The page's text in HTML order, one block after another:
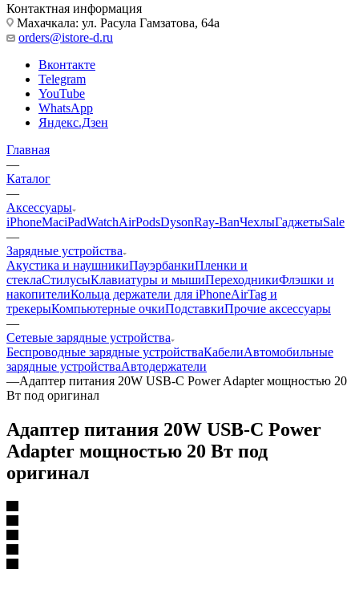
Контактная информация
Махачкала: ул. Расула Гамзатова, 64а
orders@istore-d.ru
Вконтакте
Telegram
YouTube
WhatsApp
Яндекс.Дзен
Главная
—
Каталог
—
Аксессуары
iPhoneMaciPadWatchAirPodsDysonRay-BanЧехлыГаджетыSale
—
Зарядные устройства
Акустика и наушникиПауэрбанкиПленки и
стеклаСтилусыКлавиатуры и мышиПереходникиФлэшки и
накопителиКольца держатели для iPhoneAirTag и
трекерыКомпьютерные очкиПодставкиПрочие аксессуары
—
Сетевые зарядные устройства
Беспроводные зарядные устройстваКабелиАвтомобильные
зарядные устройстваАвтодержатели
—Адаптер питания 20W USB-C Power Adapter мощностью 20
Вт под оригинал
Адаптер питания 20W USB-C Power
Adapter мощностью 20 Вт под
оригинал